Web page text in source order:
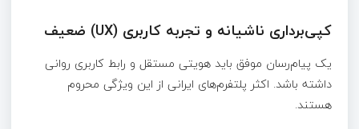
کپی‌برداری ناشیانه و تجربه کاربری (UX) ضعیف
یک پیام‌رسان موفق باید هویتی مستقل و رابط کاربری روانی
داشته باشد. اکثر پلتفرم‌های ایرانی از این ویژگی محروم
هستند.